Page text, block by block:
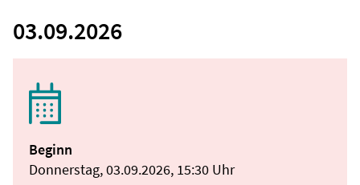
03.09.2026
Beginn
Donnerstag, 03.09.2026, 15:30 Uhr